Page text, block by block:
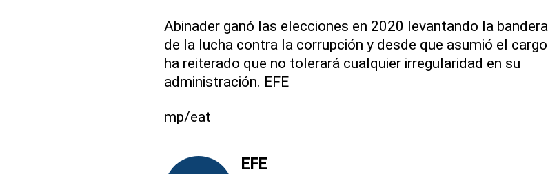
Abinader ganó las elecciones en 2020 levantando la bandera
de la lucha contra la corrupción y desde que asumió el cargo
ha reiterado que no tolerará cualquier irregularidad en su
administración. EFE
mp/eat
EFE